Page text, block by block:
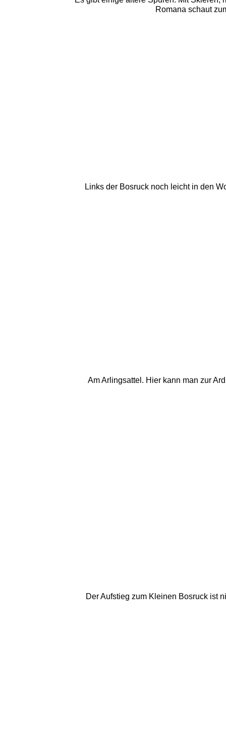
Romana schaut
Links der Bosruck noch leicht in den
Am Arlingsattel. Hier kann man zur
Der Aufstieg zum Kleinen Bosruck ist